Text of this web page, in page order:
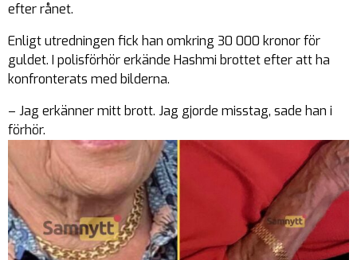
efter rånet.
Enligt utredningen fick han omkring 30 000 kronor för
guldet. I polisförhör erkände Hashmi brottet efter att ha
konfronterats med bilderna.
– Jag erkänner mitt brott. Jag gjorde misstag, sade han i
förhör.